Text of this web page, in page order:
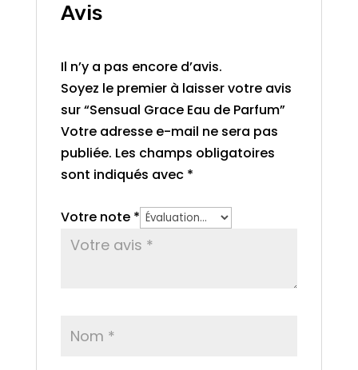
Avis
Il n’y a pas encore d’avis.
Soyez le premier à laisser votre avis
sur “Sensual Grace Eau de Parfum”
Votre adresse e-mail ne sera pas
publiée. Les champs obligatoires
sont indiqués avec *
Votre note *